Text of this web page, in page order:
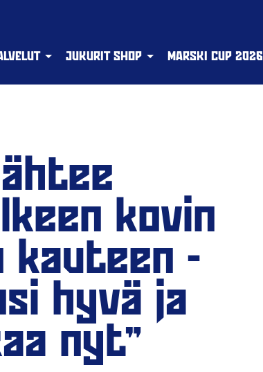
JUKURIT SHOP MARSKI CUP 2026
kovin
kauteen -
hyvä ja
nyt"